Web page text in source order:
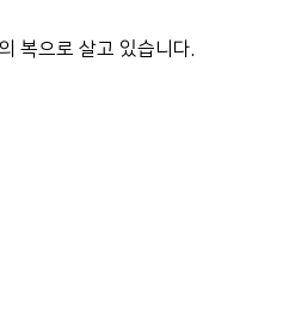
복으로 살고 있습니다.